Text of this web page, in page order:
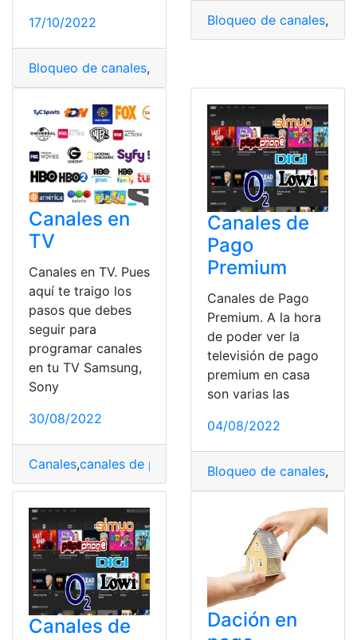
17/10/2022
Bloqueo de canales,
Bloqueo de canales,
Canales en
TV
Canales en TV. Pues
aquí te traigo los
pasos que debes
seguir para
programar canales
en tu TV Samsung,
Sony
30/08/2022
Canales,canales de pago canales de televisión ,
Canales de
Pago
Premium
Canales de Pago
Premium. A la hora
de poder ver la
televisión de pago
premium en casa
son varias las
04/08/2022
Bloqueo de canales,
Canales de
Dación en